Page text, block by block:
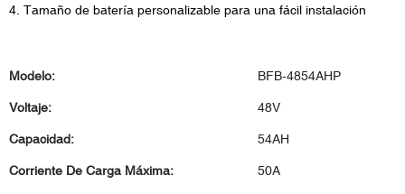
4. Tamaño de batería personalizable para una fácil instalación
Modelo: BFB-4854AHP
Voltaje: 48V
Capacidad: 54AH
Corriente De Carga Máxima: 50A